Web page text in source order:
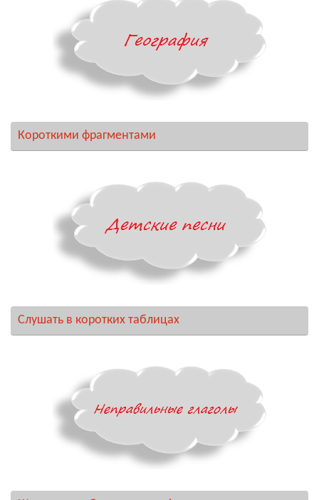
Короткими фрагментами
Слушать в коротких таблицах